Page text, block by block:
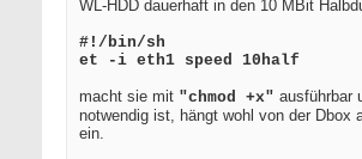
WL-HDD dauerhaft in den 10 MBit
#!/bin/sh
et -i eth1 speed 10half
macht sie mit "chmod +x" ausführbar
notwendig ist, hängt wohl von der Dbox
ein.